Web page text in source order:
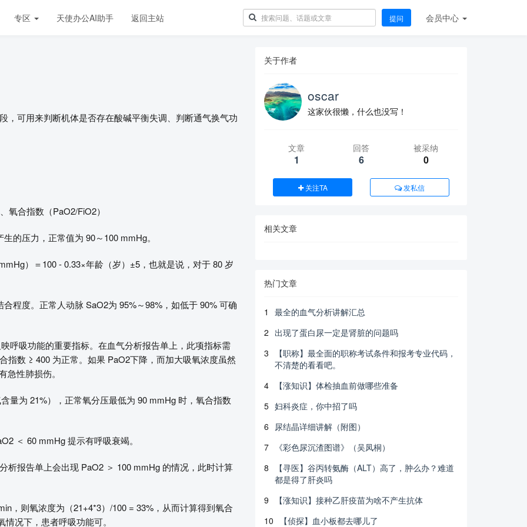
专区 天使办公AI助手 返回主站 提问 会员中心
，可用来判断机体是否存在酸碱平衡失调、判断通气换气功
氧合指数（PaO2/FiO2）
的压力，正常值为 90～100 mmHg。
）＝100 - 0.33×年龄（岁）±5，也就是说，对于 80 岁
程度。正常人动脉 SaO2为 95%～98%，如低于 90% 可确
呼吸功能的重要指标。在血气分析报告单上，此项指标需
指数 ≥ 400 为正常。如果 PaO2下降，而加大吸氧浓度虽然
性肺损伤。
量为 21%），正常氧分压最低为 90 mmHg 时，氧合指数
＜ 60 mmHg 提示有呼吸衰竭。
析报告单上会出现 PaO2 ＞ 100 mmHg 的情况，此时计算
，则氧浓度为（21+4*3）/100 = 33%，从而计算得到氧合
况下，患者呼吸功能可。
关于作者
oscar
这家伙很懒，什么也没写！
文章
1
回答
6
被采纳
0
关注TA 发私信
相关文章
热门文章
1
最全的血气分析讲解汇总
2 出现了蛋白尿一定是肾脏的问题吗
3
【职称】最全面的职称考试条件和报考专业代码，
不清楚的看看吧。
4
【涨知识】体检抽血前做哪些准备
5 妇科炎症，你中招了吗
6 尿结晶详细讲解（附图）
7
《彩色尿沉渣图谱》（吴凤桐）
8
【寻医】谷丙转氨酶（ALT）高了，肿么办？难道
都是得了肝炎吗
9
【涨知识】接种乙肝疫苗为啥不产生抗体
10
【侦探】血小板都去哪儿了